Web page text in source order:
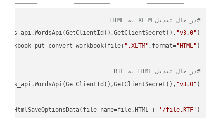
#در حال تبدیل XLTM به HTML
"v3.0" )
".XLTM" ,format="HTML"
#در حال تبدیل HTML به RTF
"v3.0"
+ '/file.RTF' )